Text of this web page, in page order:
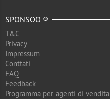
SPONSOO ®
T&C
Privacy
Impressum
Conttati
FAQ
Feedback
Programma per agenti di vendita